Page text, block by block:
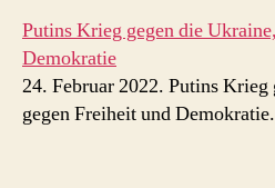
Putins Krieg gegen die
Demokratie
24. Februar 2022. Putins Krieg
gegen Freiheit und